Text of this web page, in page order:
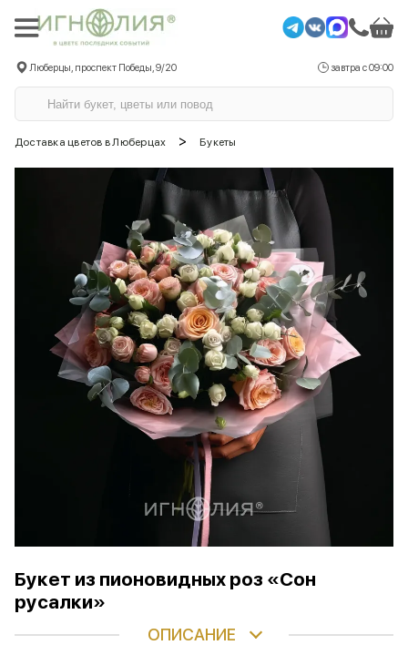
Люберцы, проспект Победы, 9/20 завтра с 09:00
Доставка цветов в Люберцах > Букеты
Букет из пионовидных роз «Сон
русалки»
ОПИСАНИЕ